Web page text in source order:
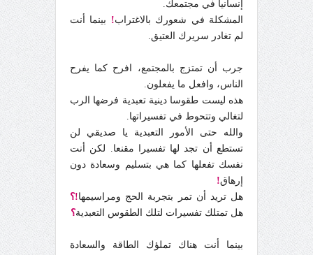
إنسانيا في مجتمعك.
المشكلة في شعورك بالاغتراب! بينما أنت
لم تغادر سريرك العتيق.
جرب أن تمتزج بالمجتمع، افرح كما يفرح
الناس، وافعل ما يفعلون.
هذه ليست طقوسا دينية تعبدية فرضها الرب
لتغالي وتتحوط في تفسيراتها.
والله حتى الأمور التعبدية يا صديقي لن
تستطع أن تجد لها تفسيرا مقنعا. لكن أنت
نفسك تفعلها كما هي بتسليم وسعادة دون
إرهاق!
هل تريد أن تمر بتجربة الحج ومراسيمها!؟
هل تمتلك تفسيرات لتلك الطقوس التعبدية؟
بينما أنت هناك تملؤك الطاقة والسعادة